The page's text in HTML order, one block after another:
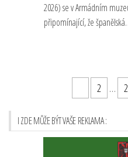
2026) se v Armádním
připomínající, že
příspěvků
2 …
I ZDE MŮŽE BÝT VAŠE REKLAMA :